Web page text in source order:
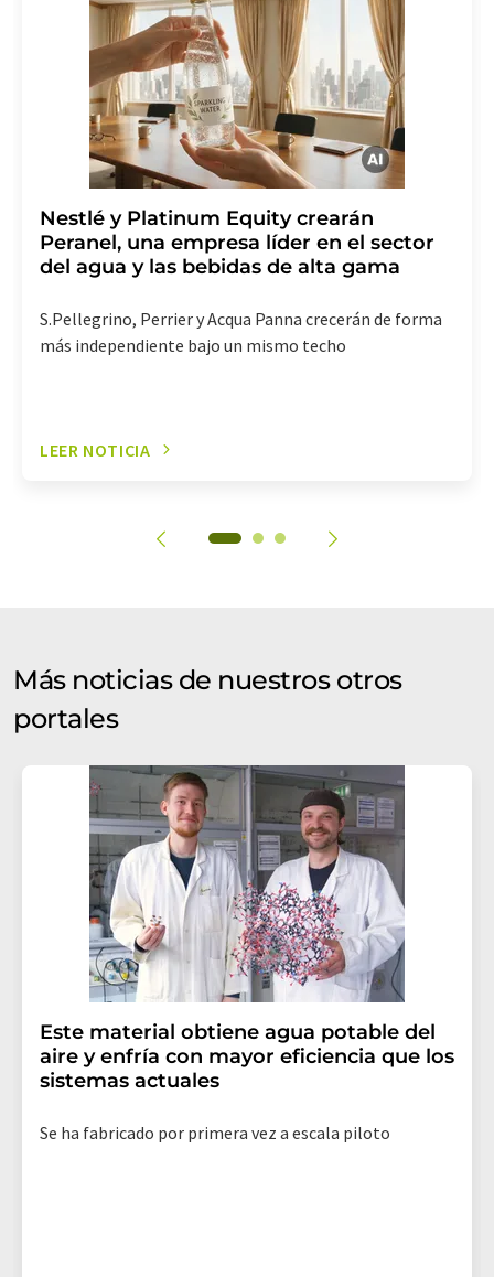
(Alemania) o por correo electrónico a
revoke@lumitos.com. Además, en cada correo
electrónico se incluye un enlace para anular la
suscripción al boletín informativo correspondiente.
Nestlé y Platinum Equity crearán
Peranel, una empresa líder en el sector
del agua y las bebidas de alta gama
S.Pellegrino, Perrier y Acqua Panna crecerán de forma
más independiente bajo un mismo techo
LEER NOTICIA
Más noticias de nuestros otros
portales
Este material obtiene agua potable del
aire y enfría con mayor eficiencia que los
sistemas actuales
Se ha fabricado por primera vez a escala piloto